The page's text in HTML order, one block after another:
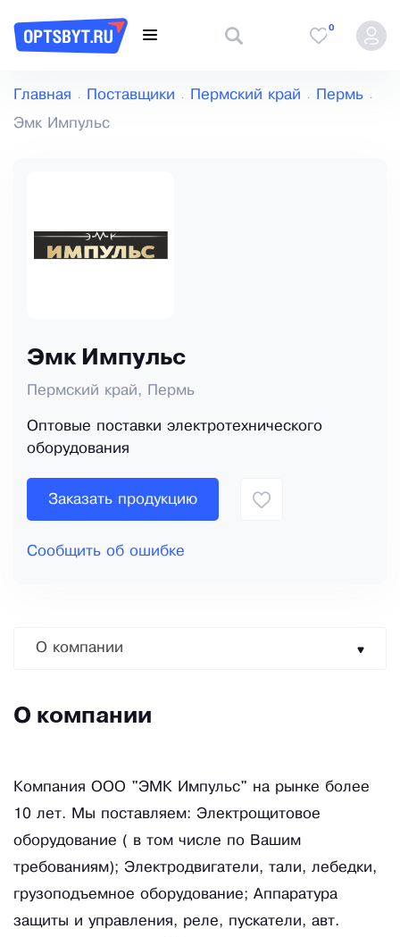
0
Главная Поставщики Пермский край Пермь
Эмк Импульс
Эмк Импульс
Пермский край, Пермь
Оптовые поставки электротехнического
оборудования
Заказать продукцию
Сообщить об ошибке
О компании
О компании
Компания ООО "ЭМК Импульс" на рынке более
10 лет. Мы поставляем: Электрощитовое
оборудование ( в том числе по Вашим
требованиям); Электродвигатели, тали, лебедки,
грузоподъемное оборудование; Аппаратура
защиты и управления, реле, пускатели, авт.